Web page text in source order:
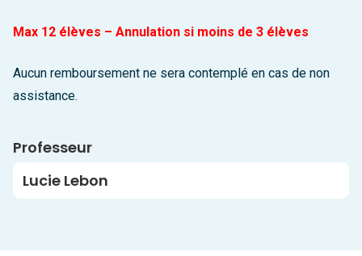
Max 12 élèves – Annulation si moins de 3 élèves
Aucun remboursement ne sera contemplé en cas de non
assistance.
Professeur
Lucie Lebon